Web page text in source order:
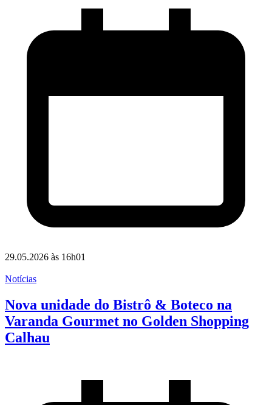
29.05.2026 às 16h01
Notícias
Nova unidade do Bistrô & Boteco na
Varanda Gourmet no Golden Shopping
Calhau